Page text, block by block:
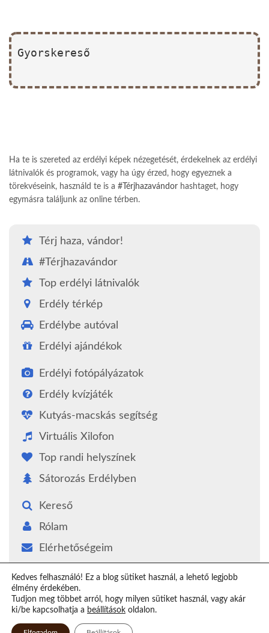
Gyorskereső
Ha te is szereted az erdélyi képek nézegetését, érdekelnek az erdélyi
látnivalók és programok, vagy ha úgy érzed, hogy egyeznek a
törekvéseink, használd te is a #Térjhazavándor hashtaget, hogy
egymásra találjunk az online térben.
Térj haza, vándor!
#Térjhazavándor
Top erdélyi látnivalók
Erdély térkép
Erdélybe autóval
Erdélyi ajándékok
Erdélyi fotópályázatok
Erdély kvízjáték
Kutyás-macskás segítség
Virtuális Xilofon
Top randi helyszínek
Sátorozás Erdélyben
Kereső
Rólam
Elérhetőségeim
Epilógus
Kedves felhasználó! Ez a blog sütiket használ, a lehető legjobb
élmény érdekében.
Tudjon meg többet arról, hogy milyen sütiket használ, vagy akár
ki/be kapcsolhatja a beállítások oldalon.